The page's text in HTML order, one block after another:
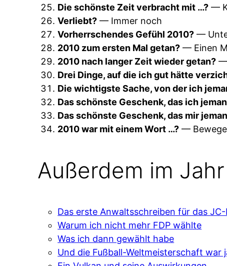
Die schönste Zeit verbracht mit …? —
Verliebt? — Immer noch
Vorherrschendes Gefühl 2010? —
2010 zum ersten Mal getan? — Einen
2010 nach langer Zeit wieder getan? —
Drei Dinge, auf die ich gut hätte
Die wichtigste Sache, von der ich
Das schönste Geschenk, das ich
Das schönste Geschenk, das mir
2010 war mit einem Wort …? —
Außerdem im
Das erste Anwaltsschreiben für das
Warum ich nicht mehr FDP wählte
Was ich dann gewählt habe
Und die Fußball-Weltmeisterschaft war